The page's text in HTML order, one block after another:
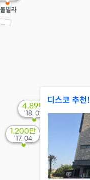
4.89억
'18. 02
1,200만
'17. 04
디스코 추천!